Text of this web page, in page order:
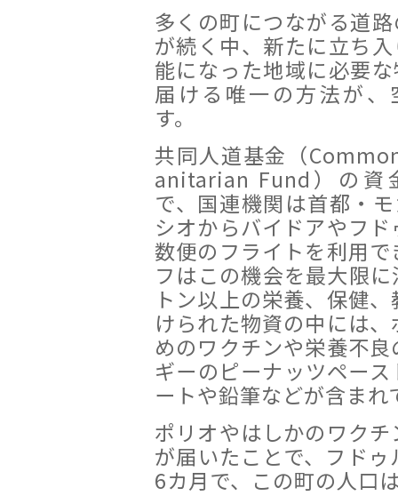
多くの町につながる道
が続く中、新たに立ち
能になった地域に必要
届ける唯一の方法が、
す。
共同人道基金（
anitarian Fund）の資
で、国連機関は首都・
シオからバイドアやフ
数便のフライトを利用
フはこの機会を最大限
トン以上の栄養、保健
けられた物資の中には
めのワクチンや栄養不
ギーのピーナッツペー
ートや鉛筆などが含まれ
ポリオやはしかのワク
が届いたことで、フド
6カ月で、この町の人口